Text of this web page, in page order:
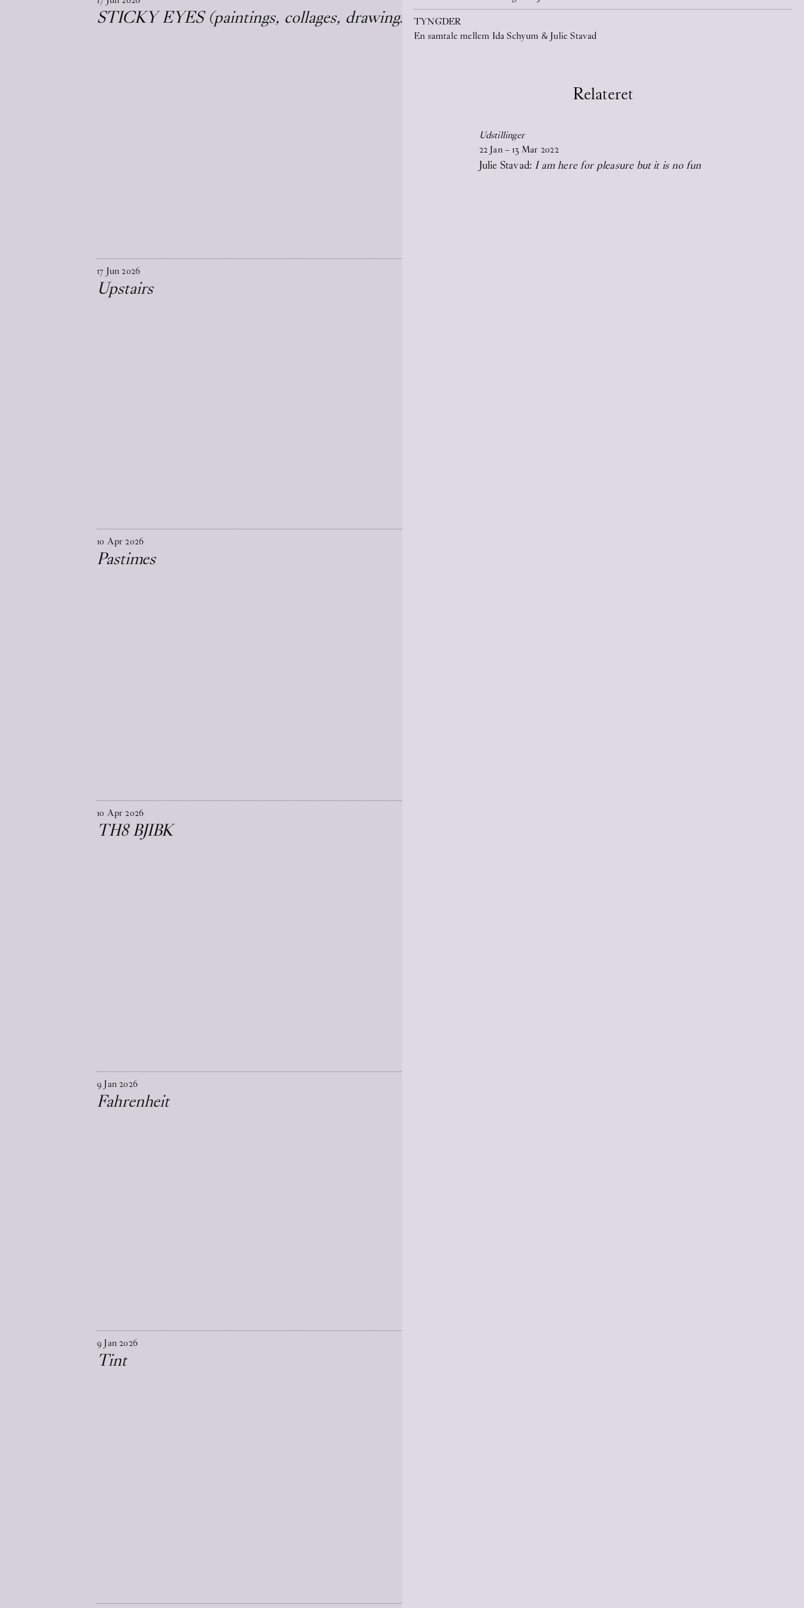
STICKY EYES (paintings, collages, drawings, and monuments)
17 Jun 2026
Upstairs
10 Apr 2026
Pastimes
10 Apr 2026
TH8 BJIBK
9 Jan 2026
Fahrenheit
9 Jan 2026
Tint
TYNGDER
En samtale mellem Ida Schyum & Julie Stavad
Relateret
Udstillinger
22 Jan –13 Mar 2022
Julie Stavad: I am here for pleasure but it is no fun